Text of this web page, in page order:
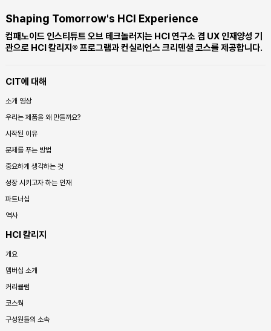
Shaping Tomorrow's HCI Experience
컴패노이드 인스티튜트 오브 테크놀러지는 HCI 연구소 겸 UX 인재양성 기
관으로 HCI 칼리지® 프로그램과 컨실리언스 크리덴셜 코스를 제공합니다.
CIT에 대해
소개 영상
우리는 제품을 왜 만들까요?
시작된 이유
문제를 푸는 방법
중요하게 생각하는 것
성장 시키고자 하는 인재
파트너십
역사
HCI 칼리지
개요
멤버십 소개
커리큘럼
코스웍
구성원들의 소속